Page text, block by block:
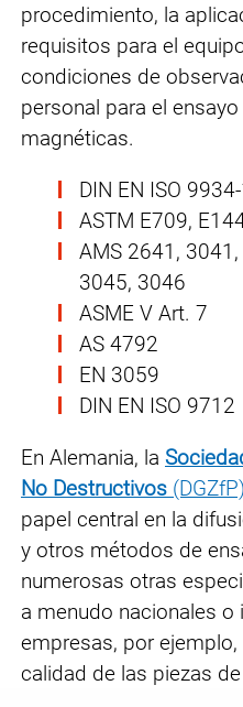
procedimiento, la
requisitos para el
condiciones de
personal para el
magnéticas.
DIN EN ISO
ASTM E709,
AMS 2641,
3045, 3046
ASME V Art. 7
AS 4792
EN 3059
DIN EN ISO 9712
En Alemania, la
No Destructivos (DGZfP)
papel central en la
y otros métodos de
numerosas otras
a menudo nacionales o
empresas, por
calidad de las piezas